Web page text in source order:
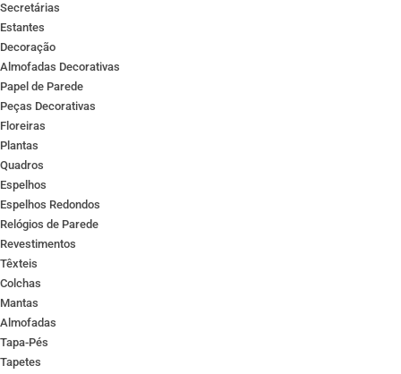
Secretárias
Estantes
Decoração
Almofadas Decorativas
Papel de Parede
Peças Decorativas
Floreiras
Plantas
Quadros
Espelhos
Espelhos Redondos
Relógios de Parede
Revestimentos
Têxteis
Colchas
Mantas
Almofadas
Tapa-Pés
Tapetes